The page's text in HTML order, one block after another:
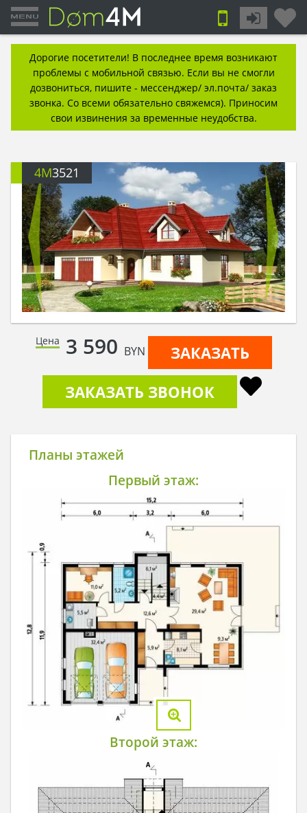
Дорогие посетители! В последнее время возникают
проблемы с мобильной связью. Если вы не смогли
дозвониться, пишите - мессенджер/ эл.почта/ заказ
звонка. Со всеми обязательно свяжемся). Приносим
свои извинения за временные неудобства.
4M3521
Цена 3 590 BYN
ЗАКАЗАТЬ
ЗАКАЗАТЬ ЗВОНОК
Планы этажей
Первый этаж:
Второй этаж: